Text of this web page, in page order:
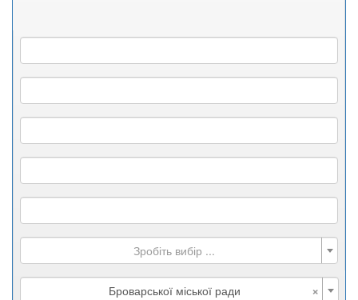
Зробіть вибір ...
×
Броварської міської ради